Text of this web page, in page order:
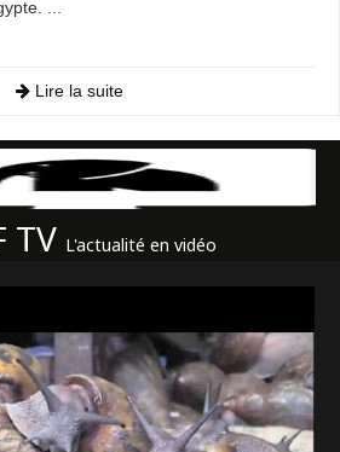
...
Lire la suite
TV L'actualité en vidéo